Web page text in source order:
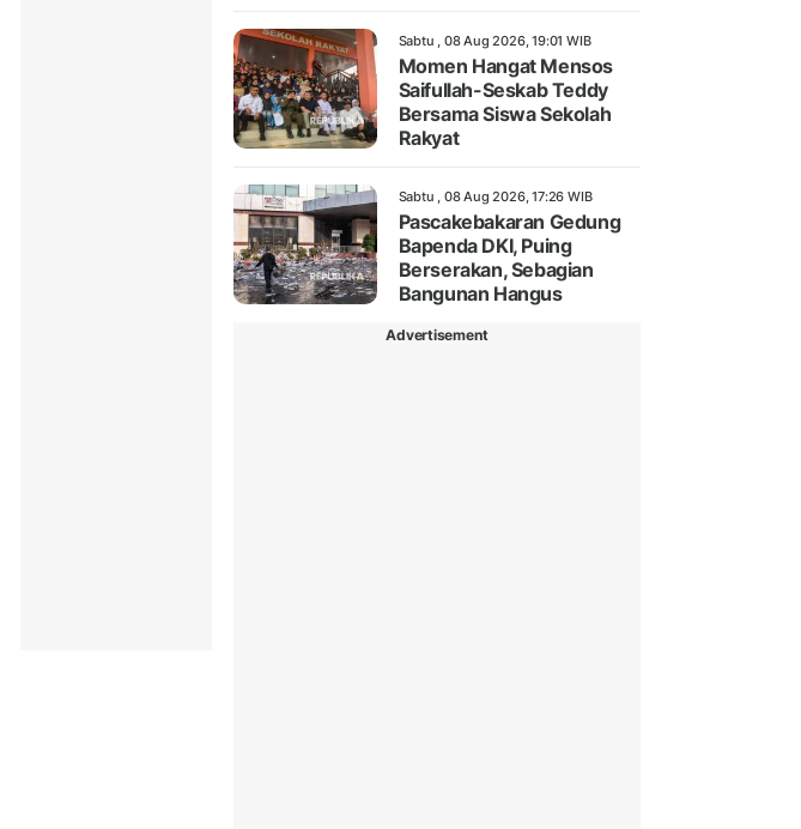
Sabtu , 08 Aug 2026, 19:01 WIB
Momen Hangat Mensos
Saifullah-Seskab Teddy
Bersama Siswa Sekolah
Rakyat
Sabtu , 08 Aug 2026, 17:26 WIB
Pascakebakaran Gedung
Bapenda DKI, Puing
Berserakan, Sebagian
Bangunan Hangus
Advertisement